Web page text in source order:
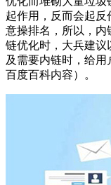
起作用，反而会起
意操排名，所以，内
链优化时，大兵建议
及需要内链时，给
百度百科内容）。